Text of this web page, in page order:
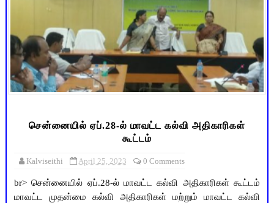
சென்னையில் ஏப்.28-ல் மாவட்ட கல்வி அதிகாரிகள்
கூட்டம்
Kalviseithi April 25, 2023 0 Comments
br> சென்னையில் ஏப்.28-ல் மாவட்ட கல்வி அதிகாரிகள் கூட்டம்
மாவட்ட முதன்மை கல்வி அதிகாரிகள் மற்றும் மாவட்ட கல்வி